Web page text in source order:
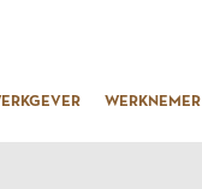
WERKNEMER